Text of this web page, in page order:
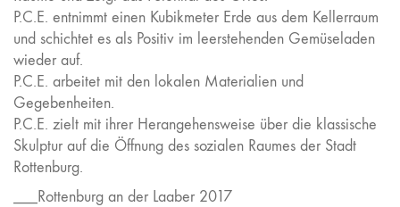
P.C.E. entnimmt einen Kubikmeter Erde aus dem Kellerraum
und schichtet es als Positiv im leerstehenden Gemüseladen
wieder auf.
P.C.E. arbeitet mit den lokalen Materialien und
Gegebenheiten.
P.C.E. zielt mit ihrer Herangehensweise über die klassische
Skulptur auf die Öffnung des sozialen Raumes der Stadt
Rottenburg.
___Rottenburg an der Laaber 2017